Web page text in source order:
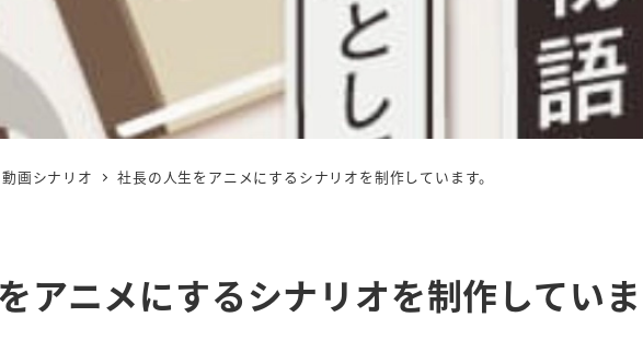
動画シナリオ 社長の人生をアニメにするシナリオを制作しています。
アニメにするシナリオを制作していま